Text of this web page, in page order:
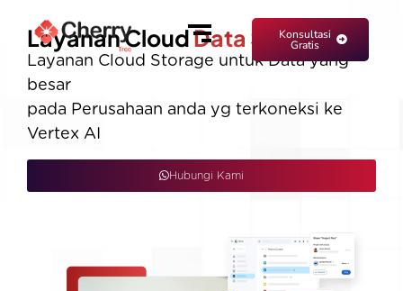
Konsultasi
Gratis
Layanan CloudData Storage
Layanan Cloud Storage untuk Data yang
besar
pada Perusahaan anda yg terkoneksi ke
Vertex AI
Hubungi Kami